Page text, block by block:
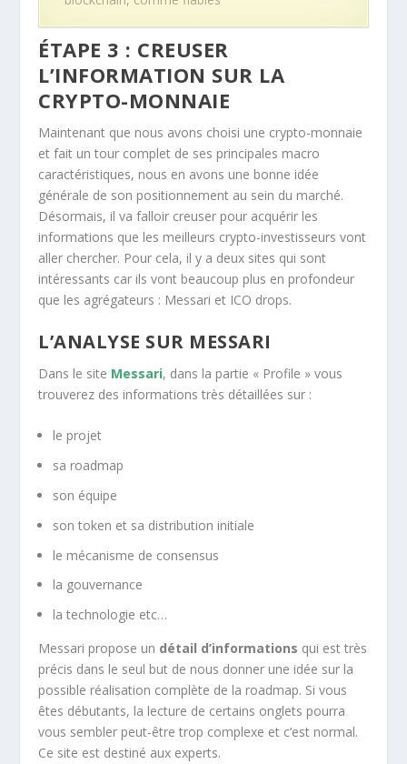
ÉTAPE 3 : CREUSER
L’INFORMATION SUR LA
CRYPTO-MONNAIE
Maintenant que nous avons choisi une crypto-monnaie
et fait un tour complet de ses principales macro
caractéristiques, nous en avons une bonne idée
générale de son positionnement au sein du marché.
Désormais, il va falloir creuser pour acquérir les
informations que les meilleurs crypto-investisseurs vont
aller chercher. Pour cela, il y a deux sites qui sont
intéressants car ils vont beaucoup plus en profondeur
que les agrégateurs : Messari et ICO drops.
L’ANALYSE SUR MESSARI
Dans le site Messari, dans la partie « Profile » vous
trouverez des informations très détaillées sur :
le projet
sa roadmap
son équipe
son token et sa distribution initiale
le mécanisme de consensus
la gouvernance
la technologie etc…
Messari propose un détail d’informations qui est très
précis dans le seul but de nous donner une idée sur la
possible réalisation complète de la roadmap. Si vous
êtes débutants, la lecture de certains onglets pourra
vous sembler peut-être trop complexe et c’est normal.
Ce site est destiné aux experts.